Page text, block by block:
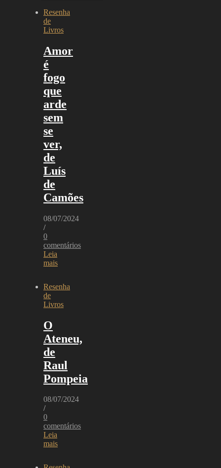
Resenha
de
Livros
Amor
é
fogo
que
arde
sem
se
ver,
de
Luís
de
Camões
08/07/2024
/
0
comentários
Leia
mais
Resenha
de
Livros
O
Ateneu,
de
Raul
Pompeia
08/07/2024
/
0
comentários
Leia
mais